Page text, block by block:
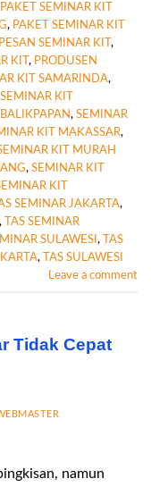
PAKET SEMINAR KIT
, PAKET SEMINAR KIT
PESAN SEMINAR KIT ,
KIT , PRODUSEN
KIT SAMARINDA,
KIT
, SEMINAR
KIT MAKASSAR,
KIT MURAH
, SEMINAR KIT
KIT
SEMINAR JAKARTA,
,
TAS SEMINAR
SULAWESI ,
TAS
,
TAS SULAWESI
Leave a comment
Tidak Cepat
namun